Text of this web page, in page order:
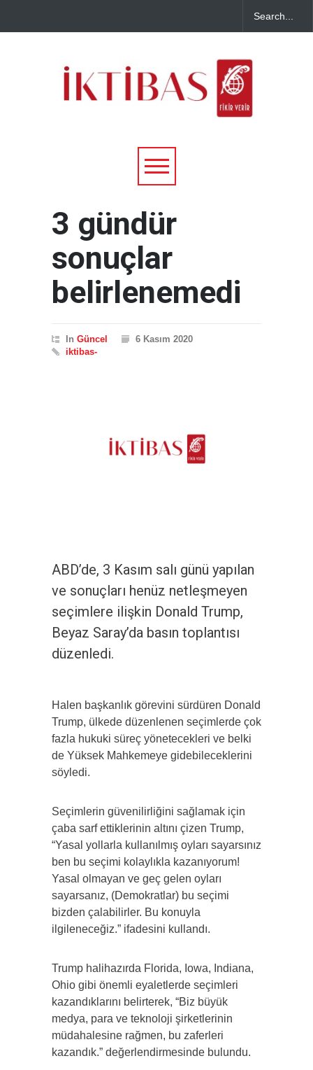
3 gündür
sonuçlar
belirlenemedi
In Güncel
6 Kasım 2020
iktibas-
ABD’de, 3 Kasım salı günü yapılan
ve sonuçları henüz netleşmeyen
seçimlere ilişkin Donald Trump,
Beyaz Saray’da basın toplantısı
düzenledi.
Halen başkanlık görevini sürdüren Donald
Trump, ülkede düzenlenen seçimlerde çok
fazla hukuki süreç yönetecekleri ve belki
de Yüksek Mahkemeye gidebileceklerini
söyledi.
Seçimlerin güvenilirliğini sağlamak için
çaba sarf ettiklerinin altını çizen Trump,
“Yasal yollarla kullanılmış oyları sayarsınız
ben bu seçimi kolaylıkla kazanıyorum!
Yasal olmayan ve geç gelen oyları
sayarsanız, (Demokratlar) bu seçimi
bizden çalabilirler. Bu konuyla
ilgileneceğiz.” ifadesini kullandı.
Trump halihazırda Florida, Iowa, Indiana,
Ohio gibi önemli eyaletlerde seçimleri
kazandıklarını belirterek, “Biz büyük
medya, para ve teknoloji şirketlerinin
müdahalesine rağmen, bu zaferleri
kazandık.” değerlendirmesinde bulundu.